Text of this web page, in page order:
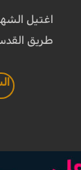
اغتيل
طريق